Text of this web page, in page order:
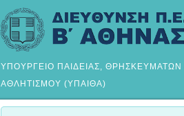
ΥΠΟΥΡΓΕΙΟ ΠΑΙΔΕΙΑΣ, ΘΡΗΣΚΕΥΜΑΤΩΝ
ΑΘΛΗΤΙΣΜΟΥ (ΥΠΑΙΘΑ)